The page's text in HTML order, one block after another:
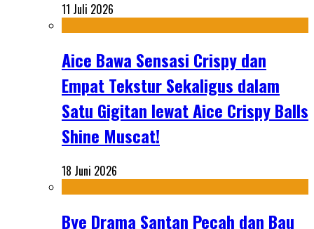
11 Juli 2026
Aice Bawa Sensasi Crispy dan
Empat Tekstur Sekaligus dalam
Satu Gigitan lewat Aice Crispy Balls
Shine Muscat!
18 Juni 2026
Bye Drama Santan Pecah dan Bau